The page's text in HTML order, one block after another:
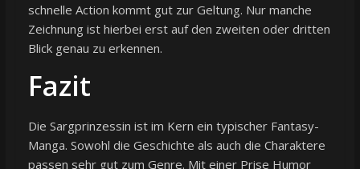
schnelle Action kommt gut zur Geltung. Nur manche
Zeichnung ist hierbei erst auf den zweiten oder dritten
Blick genau zu erkennen.
Fazit
Die Sargprinzessin ist im Kern ein typischer Fantasy-
Manga. Sowohl die Geschichte als auch die Charaktere
passen sehr gut zum Genre. Mit einer Prise Humor